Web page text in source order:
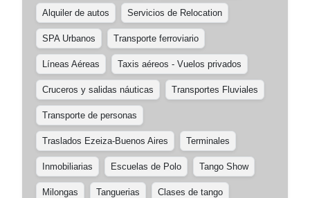
Alquiler de autos Servicios de Relocation
SPA Urbanos Transporte ferroviario
Líneas Aéreas Taxis aéreos - Vuelos privados
Cruceros y salidas náuticas Transportes Fluviales
Transporte de personas
Traslados Ezeiza-Buenos Aires Terminales
Inmobiliarias Escuelas de Polo Tango Show
Milongas Tanguerias Clases de tango